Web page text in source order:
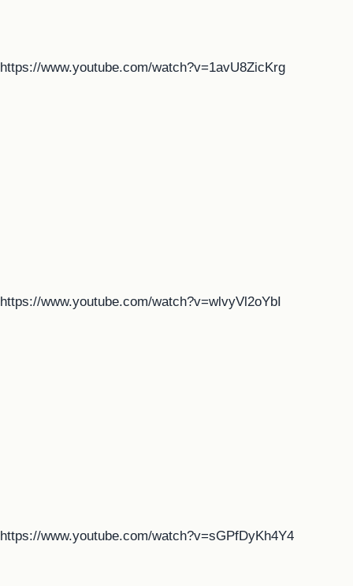
https://www.youtube.com/watch?v=1avU8ZicKrg
https://www.youtube.com/watch?v=wlvyVl2oYbI
https://www.youtube.com/watch?v=sGPfDyKh4Y4